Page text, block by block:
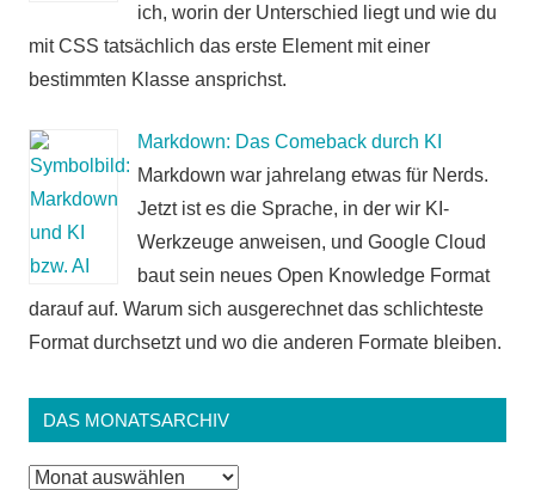
ich, worin der Unterschied liegt und wie du
mit CSS tatsächlich das erste Element mit einer
bestimmten Klasse ansprichst.
Markdown: Das Comeback durch KI
Markdown war jahrelang etwas für Nerds.
Jetzt ist es die Sprache, in der wir KI-
Werkzeuge anweisen, und Google Cloud
baut sein neues Open Knowledge Format
darauf auf. Warum sich ausgerechnet das schlichteste
Format durchsetzt und wo die anderen Formate bleiben.
DAS MONATSARCHIV
Das